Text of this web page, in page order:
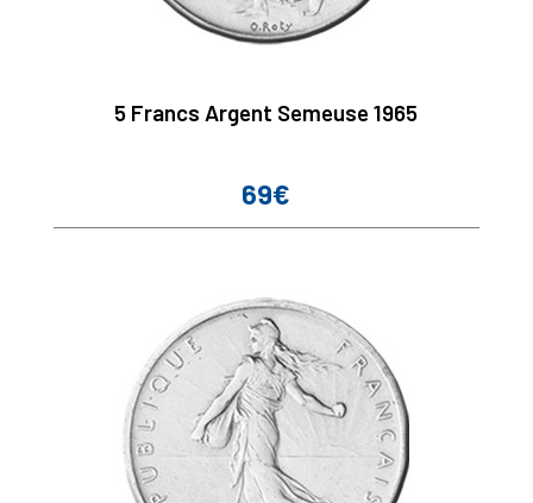
5 Francs Argent Semeuse 1965
Prix
69€